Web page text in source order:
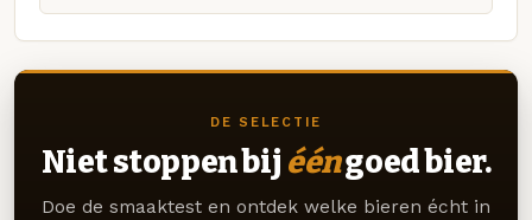
DE SELECTIE
Niet stoppen bij ééngoed bier.
Doe de smaaktest en ontdek welke bieren écht in